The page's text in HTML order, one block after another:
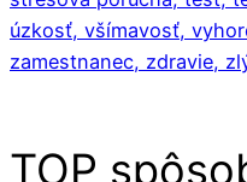
úzkosť, všímavosť,
zamestnanec, zdravie,
TOP